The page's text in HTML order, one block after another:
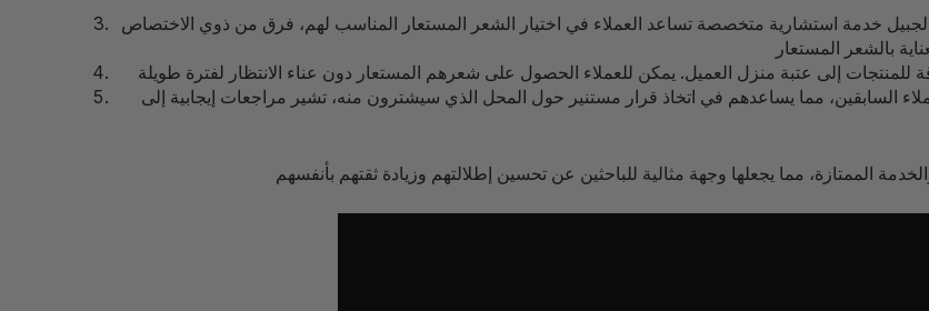
خدمة استشارية متخصصة تساعد العملاء في اختيار الشعر المستعار المناسب لهم، فرق من ذوي الاختصاص
السابقين، مما يساعدهم في اتخاذ قرار مستنير حول المحل الذي سيشترون منه، تشير مراجعات إيجابية إلى